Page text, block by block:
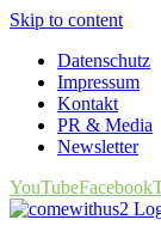
Skip to content
Datenschutz
Impressum
Kontakt
PR & Media
Newsletter
YouTubeFacebook